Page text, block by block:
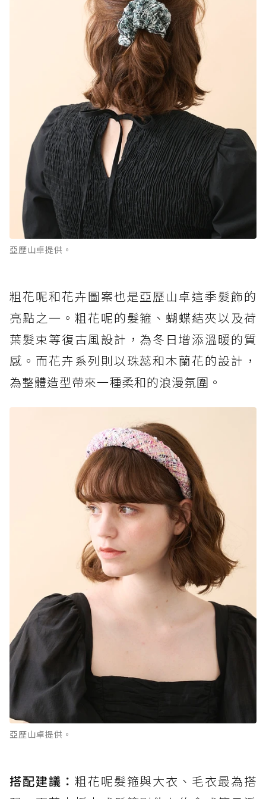
亞歷山卓提供。
粗花呢和花卉圖案也是亞歷山卓這季髮飾的
亮點之一。粗花呢的髮箍、蝴蝶結夾以及荷
葉髮束等復古風設計，為冬日增添溫暖的質
感。而花卉系列則以珠蕊和木蘭花的設計，
為整體造型帶來一種柔和的浪漫氛圍。
亞歷山卓提供。
搭配建議： 粗花呢髮箍與大衣、毛衣最為搭